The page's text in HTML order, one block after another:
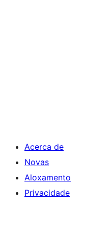
Acerca de
Novas
Aloxamento
Privacidade